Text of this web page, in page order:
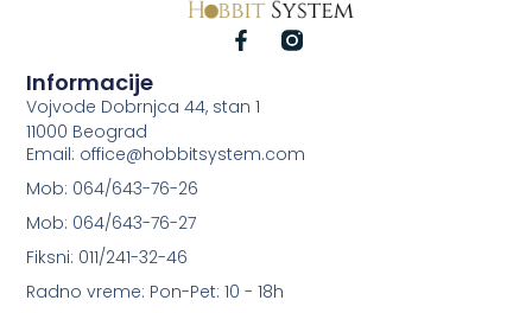
Informacije
Vojvode Dobrnjca 44, stan 1
11000 Beograd
Email: office@hobbitsystem.com
Mob: 064/643-76-26
Mob: 064/643-76-27
Fiksni: 011/241-32-46
Radno vreme: Pon-Pet: 10 - 18h